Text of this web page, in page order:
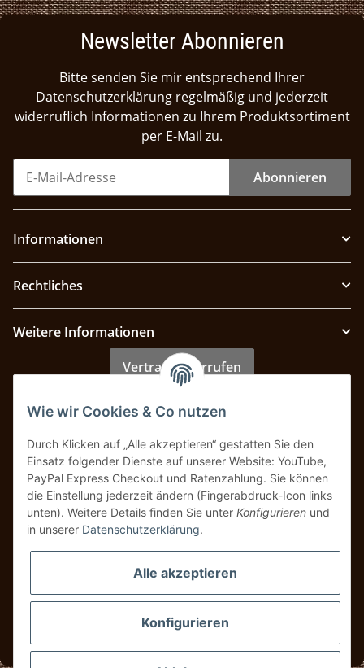
Newsletter Abonnieren
Bitte senden Sie mir entsprechend Ihrer
Datenschutzerklärung regelmäßig und jederzeit
widerruflich Informationen zu Ihrem Produktsortiment
per E-Mail zu.
Abonnieren
Informationen
Rechtliches
Weitere Informationen
Vertrag widerrufen
Zahlung & Versand
* Alle Preise inkl. gesetzlicher USt., zzgl.Versand
Wie wir Cookies & Co nutzen
Durch Klicken auf „Alle akzeptieren“ gestatten Sie den
Einsatz folgender Dienste auf unserer Website: YouTube,
PayPal Express Checkout und Ratenzahlung. Sie können
die Einstellung jederzeit ändern (Fingerabdruck-Icon links
unten). Weitere Details finden Sie unter Konfigurieren und
in unserer Datenschutzerklärung.
Alle akzeptieren
Konfigurieren